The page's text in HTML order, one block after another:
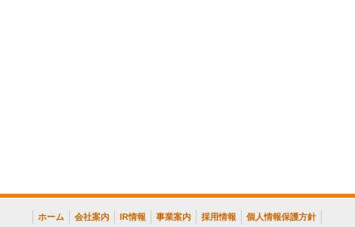
ホーム 会社案内 IR情報 事業案内 採用情報 個人情報保護方針